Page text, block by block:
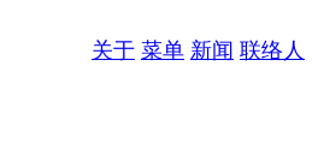
关于 菜单 新闻 联络人